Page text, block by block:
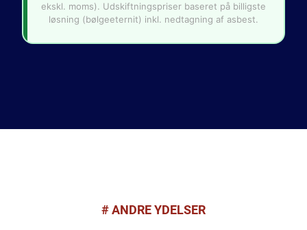
ekskl. moms). Udskiftningspriser baseret på billigste
løsning (bølgeeternit) inkl. nedtagning af asbest.
# ANDRE YDELSER